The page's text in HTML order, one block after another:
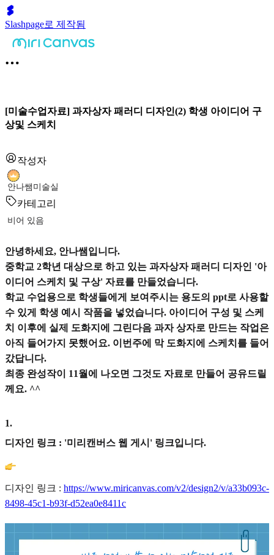
Slashpage로 제작됨
[미술수업자료] 과자상자 패러디 디자인(2) 학생 아이디어 구
상및 스케치
작성자
안나쌤미술실
카테고리
비어 있음
안녕하세요, 안나쌤입니다.
중학교 2학년 대상으로 하고 있는 과자상자 패러디 디자인 '아
이디어 스케치 및 구상' 자료를 만들었습니다.
학교 수업용으로 학생들에게 보여주시는 용도의 ppt로 사용할
수 있게 학생 예시 작품을 넣었습니다. 아이디어 구성 및 스케
치 이후에 실제 도화지에 그린다음 과자 상자로 만드는 작업은
아직 들어가지 못했어요. 이번주에 막 도화지에 스케치를 들어
갔답니다.
최종 완성작이 11월에 나오면 그것도 자료로 만들어 공유드릴
께요. ^^
1.
디자인 링크 : '미리캔버스 웹 게시' 링크입니다.
디자인 링크 : https://www.miricanvas.com/v2/design2/v/a33b093c-
8498-45c1-b93f-d52ea0e8411c